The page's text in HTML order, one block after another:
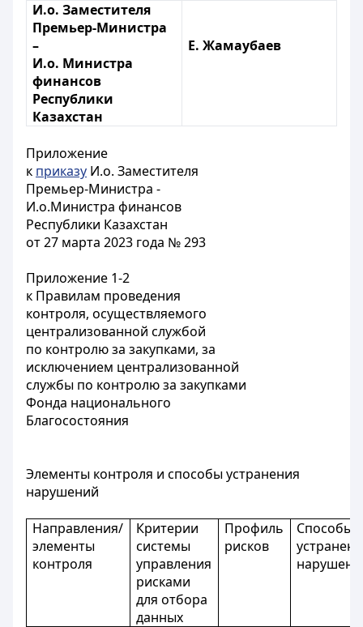
И.о. Заместителя
Премьер-Министра
–
И.о. Министра
финансов
Республики
Казахстан
Е. Жамаубаев
Приложение
к приказу И.о. Заместителя
Премьер-Министра -
И.о.Министра финансов
Республики Казахстан
от 27 марта 2023 года № 293
Приложение 1-2
к Правилам проведения
контроля, осуществляемого
централизованной службой
по контролю за закупками, за
исключением централизованной
службы по контролю за закупками
Фонда национального
Благосостояния
Элементы контроля и способы устранения
нарушений
Направления/
элементы
контроля
Критерии
системы
управления
рисками
для отбора
данных
Профиль
рисков
Способы